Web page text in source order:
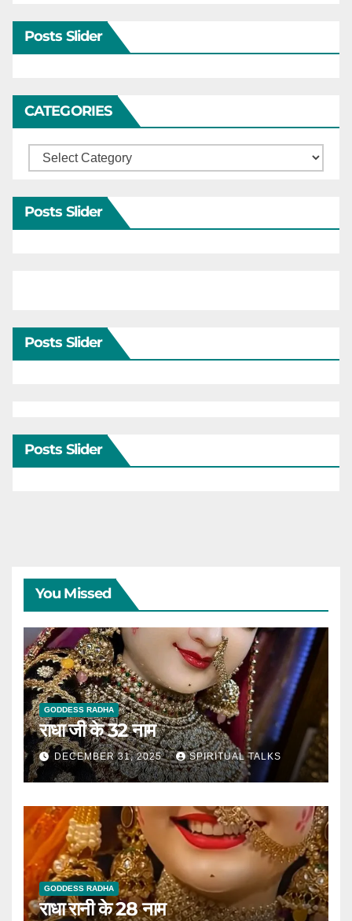
Posts Slider
CATEGORIES
Categories
Posts Slider
Posts Slider
Posts Slider
You Missed
GODDESS RADHA
राधा जी के 32 नाम
DECEMBER 31, 2025 SPIRITUAL TALKS
GODDESS RADHA
राधा रानी के 28 नाम